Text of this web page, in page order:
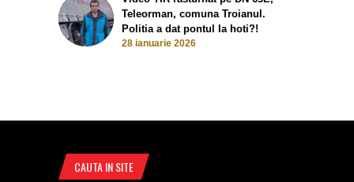
Teleorman, comuna Troianul.
Politia a dat pontul la hoti?!
28 ianuarie 2026
CAUTA IN SITE